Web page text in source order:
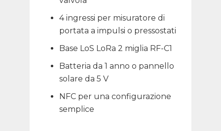
4 ingressi per misuratore di
portata a impulsi o pressostati
Base LoS LoRa 2 miglia RF-C1
Batteria da 1 anno o pannello
solare da 5 V
NFC per una configurazione
semplice